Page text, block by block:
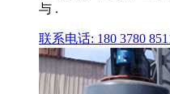
与 .
联系电话: 180 3780